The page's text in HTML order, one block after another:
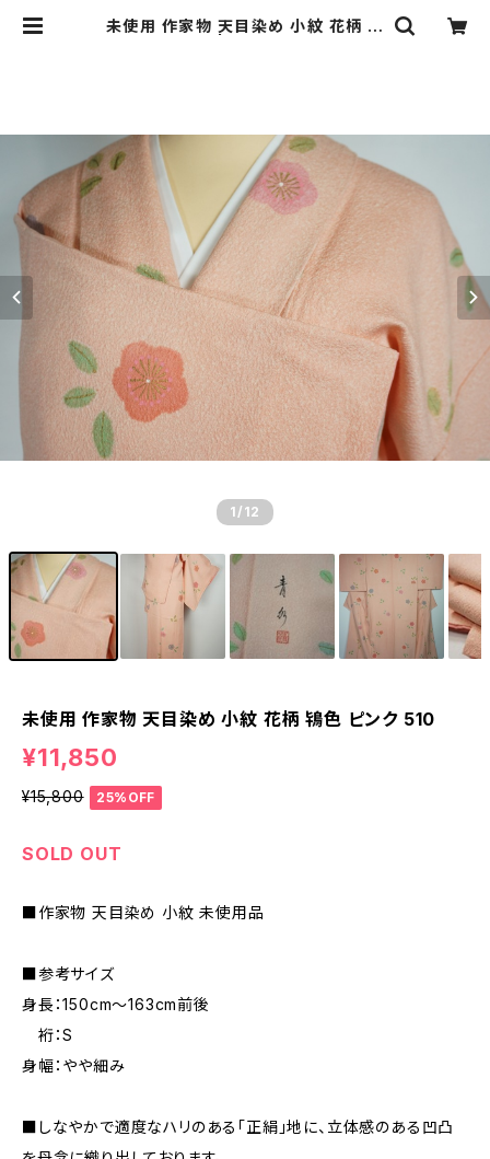
未使用 作家物 天目染め 小紋 花柄 鴇
1 /12
未使用 作家物 天目染め 小紋 花柄 鴇色 ピンク 510
¥11,850
¥15,800 25%OFF
SOLD OUT
■作家物 天目染め 小紋 未使用品
■参考サイズ
身長：150cm～163cm前後
裄：S
身幅：やや細み
■しなやかで適度なハリのある「正絹」地に、立体感のある凹凸